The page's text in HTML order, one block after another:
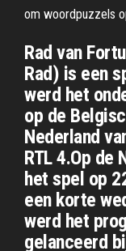
om woordpuzzels
Rad van
Rad) is een
werd het
op de
Nederland
RTL 4.Op de
het spel op
een korte
werd het
gelanceerd